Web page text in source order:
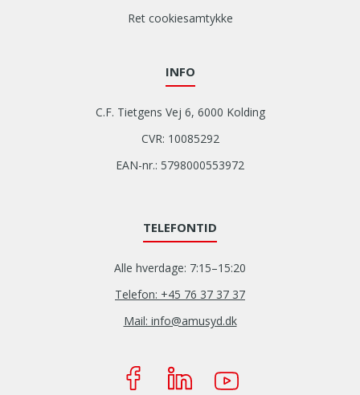
Ret cookiesamtykke
INFO
C.F. Tietgens Vej 6, 6000 Kolding
CVR: 10085292
EAN-nr.: 5798000553972
TELEFONTID
Alle hverdage: 7:15–15:20
Telefon: +45 76 37 37 37
Mail: info@amusyd.dk